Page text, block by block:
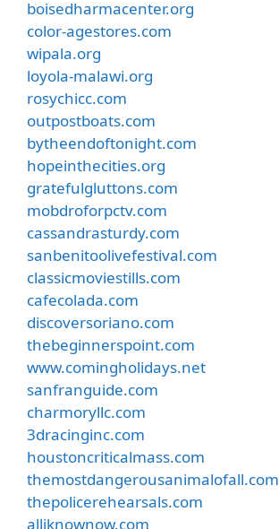
boisedharmacenter.org
color-agestores.com
wipala.org
loyola-malawi.org
rosychicc.com
outpostboats.com
bytheendoftonight.com
hopeinthecities.org
gratefulgluttons.com
mobdroforpctv.com
cassandrasturdy.com
sanbenitoolivefestival.com
classicmoviestills.com
cafecolada.com
discoversoriano.com
thebeginnerspoint.com
www.comingholidays.net
sanfranguide.com
charmoryllc.com
3dracinginc.com
houstoncriticalmass.com
themostdangerousanimalofall.com
thepolicerehearsals.com
alliknownow.com